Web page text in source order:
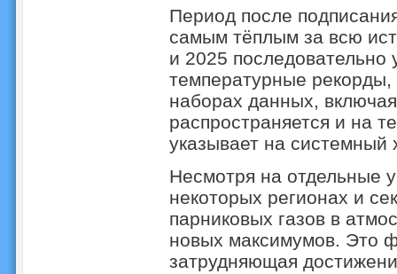
Период после
самым тёплым за всю
и 2025 последовательно
температурные рекорды,
наборах данных,
распространяется и на
указывает на системный
Несмотря на отдельные
некоторых регионах и
парниковых газов в
новых максимумов. Это
затрудняющая